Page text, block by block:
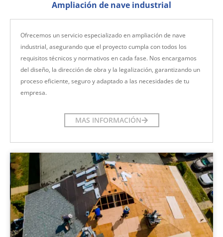
Ampliación de nave industrial
Ofrecemos un servicio especializado en ampliación de nave
industrial, asegurando que el proyecto cumpla con todos los
requisitos técnicos y normativos en cada fase. Nos encargamos
del diseño, la dirección de obra y la legalización, garantizando un
proceso eficiente, seguro y adaptado a las necesidades de tu
empresa.
MAS INFORMACIÓN